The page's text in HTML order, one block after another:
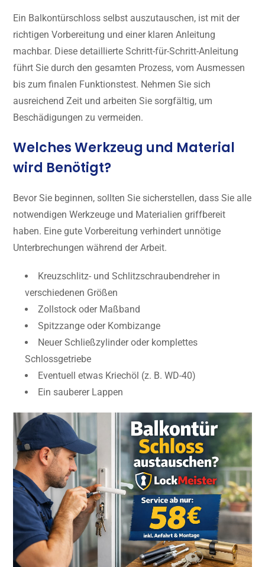
Ein Balkontürschloss selbst auszutauschen, ist mit der
richtigen Vorbereitung und einer klaren Anleitung
machbar. Diese detaillierte Schritt-für-Schritt-Anleitung
führt Sie durch den gesamten Prozess, vom Ausmessen
bis zum finalen Funktionstest. Nehmen Sie sich
ausreichend Zeit und arbeiten Sie sorgfältig, um
Beschädigungen zu vermeiden.
Welches Werkzeug und Material
wird Benötigt?
Bevor Sie beginnen, sollten Sie sicherstellen, dass Sie alle
notwendigen Werkzeuge und Materialien griffbereit
haben. Eine gute Vorbereitung verhindert unnötige
Unterbrechungen während der Arbeit.
Kreuzschlitz- und Schlitzschraubendreher in
verschiedenen Größen
Zollstock oder Maßband
Spitzzange oder Kombizange
Neuer Schließzylinder oder komplettes
Schlossgetriebe
Eventuell etwas Kriechöl (z. B. WD-40)
Ein sauberer Lappen